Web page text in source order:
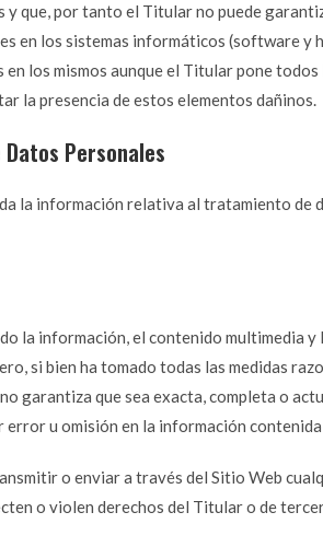
y que, por tanto el Titular no puede
en los sistemas informáticos (software y
los mismos aunque el Titular pone
la presencia de estos elementos dañinos.
Personales
la información relativa al tratamiento de
la información, el contenido multimedia
si bien ha tomado todas las medidas
garantiza que sea exacta, completa o
error u omisión en la información
o enviar a través del Sitio Web
o violen derechos del Titular o de